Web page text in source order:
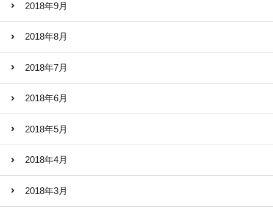
2018年9月
2018年8月
2018年7月
2018年6月
2018年5月
2018年4月
2018年3月